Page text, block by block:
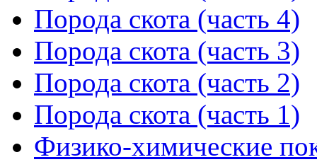
Порода скота (часть 4)
Порода скота (часть 3)
Порода скота (часть 2)
Порода скота (часть 1)
Физико-химические